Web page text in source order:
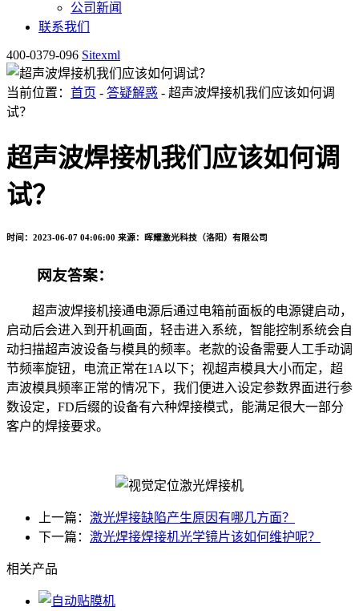
公司新闻
联系我们
400-0379-096 Sitexml
当前位置： 首页 - 答疑解惑 - 超声波焊接机我们应该如何调
试？
超声波焊接机我们应该如何调
试？
时间：2023-06-07 04:06:00 来源：晖耀激光科技（洛阳）有限公司
网友答案：
超声波焊接机接通电源后通过电箱前面板的电源键启动，
启动后会进入到开机画面，轻击进入系统，智能控制系统会自
动扫描超声波设备与模具的频率。老款的设备需要人工手动调
节频率旋钮，电流正常在1A以下；视超声模具大小而定，超
声波模具频率正常的情况下，我们便进入设定参数界面进行参
数设定，FD后缀的设备有六种焊接模式，能满足很大一部分
客户的焊接要求。
上一篇： 激光焊接缺陷产生原因有哪几方面？
下一篇： 激光焊接焊接机光学镜片该如何维护呢？
相关产品